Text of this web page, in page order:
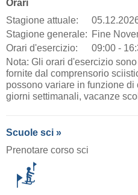
Orari
Stagione attuale:
Stagione generale: Fine
Orari d'esercizio:
09:00 -
Nota: Gli orari d'esercizio
fornite dal comprensorio
possono variare in funzione di
giorni settimanali, vacanze
Scuole sci »
Prenotare corso sci